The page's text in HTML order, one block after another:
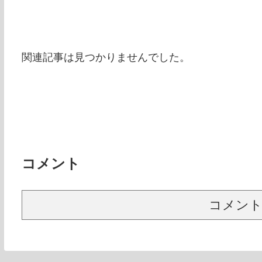
関連記事は見つかりませんでした。
コメント
コメン